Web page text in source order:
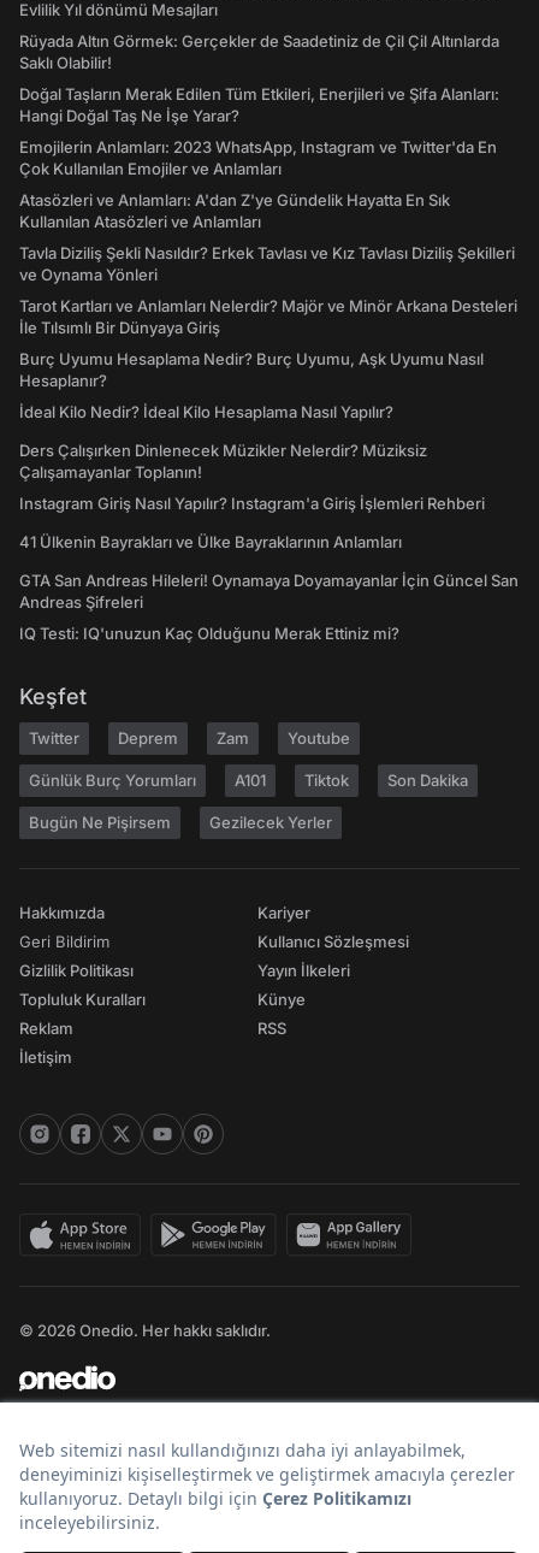
Evlilik Yıl dönümü Mesajları
Rüyada Altın Görmek: Gerçekler de Saadetiniz de Çil Çil Altınlarda
Saklı Olabilir!
Doğal Taşların Merak Edilen Tüm Etkileri, Enerjileri ve Şifa Alanları:
Hangi Doğal Taş Ne İşe Yarar?
Emojilerin Anlamları: 2023 WhatsApp, Instagram ve Twitter'da En
Çok Kullanılan Emojiler ve Anlamları
Atasözleri ve Anlamları: A'dan Z'ye Gündelik Hayatta En Sık
Kullanılan Atasözleri ve Anlamları
Tavla Diziliş Şekli Nasıldır? Erkek Tavlası ve Kız Tavlası Diziliş Şekilleri
ve Oynama Yönleri
Tarot Kartları ve Anlamları Nelerdir? Majör ve Minör Arkana Desteleri
İle Tılsımlı Bir Dünyaya Giriş
Burç Uyumu Hesaplama Nedir? Burç Uyumu, Aşk Uyumu Nasıl
Hesaplanır?
İdeal Kilo Nedir? İdeal Kilo Hesaplama Nasıl Yapılır?
Ders Çalışırken Dinlenecek Müzikler Nelerdir? Müziksiz
Çalışamayanlar Toplanın!
Instagram Giriş Nasıl Yapılır? Instagram'a Giriş İşlemleri Rehberi
41 Ülkenin Bayrakları ve Ülke Bayraklarının Anlamları
GTA San Andreas Hileleri! Oynamaya Doyamayanlar İçin Güncel San
Andreas Şifreleri
IQ Testi: IQ'unuzun Kaç Olduğunu Merak Ettiniz mi?
Keşfet
Twitter Deprem Zam Youtube
Günlük Burç Yorumları A101 Tiktok Son Dakika
Bugün Ne Pişirsem Gezilecek Yerler
Hakkımızda
Geri Bildirim
Gizlilik Politikası
Topluluk Kuralları
Reklam
İletişim
Kariyer
Kullanıcı Sözleşmesi
Yayın İlkeleri
Künye
RSS
© 2026 Onedio. Her hakkı saklıdır.
Bir markasıdır.